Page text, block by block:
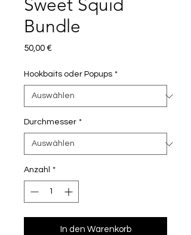
Sweet Squid
Bundle
50,00 €Preis
Hookbaits oder Popups *
Durchmesser *
Anzahl *
In den Warenkorb